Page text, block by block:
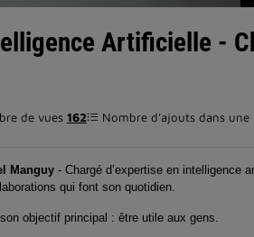
Artificielle -
de vues 162 Nombre d’ajouts dans
Manguy - Chargé d’expertise en intelligence
qui font son quotidien.
objectif principal : être utile aux gens.